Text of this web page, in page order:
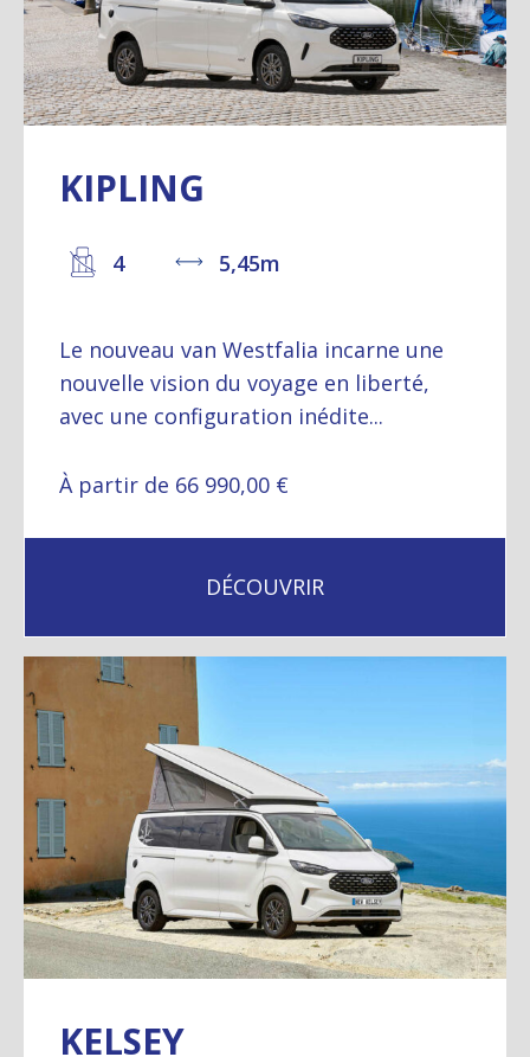
KIPLING
4 5,45m
Le nouveau van Westfalia incarne une
nouvelle vision du voyage en liberté,
avec une configuration inédite...
À partir de 66 990,00 €
DÉCOUVRIR
KELSEY